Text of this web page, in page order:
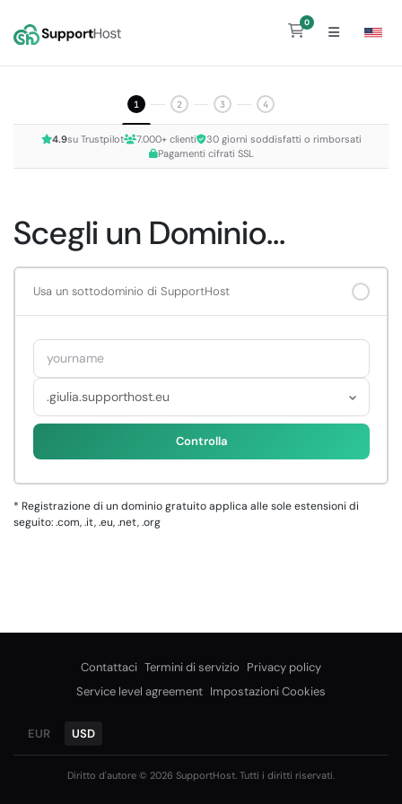
0
Carrello
1 2 3 4
4.9su Trustpilot 7.000+ clienti
30 giorni soddisfatti o rimborsati
Pagamenti cifrati SSL
Scegli un Dominio...
Usa un sottodominio di SupportHost
Controlla
* Registrazione di un dominio gratuito applica alle sole estensioni di
seguito: .com, .it, .eu, .net, .org
Contattaci Termini di servizio Privacy policy
Service level agreement Impostazioni Cookies
EUR USD
Diritto d'autore © 2026 SupportHost. Tutti i diritti riservati.